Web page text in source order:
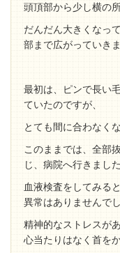
頭頂部から少し横の所
だんだん大きくなっ
部まで広がっていきま
最初は、ピンで長い
ていたのですが、
とても間に合わなく
このままでは、全部
じ、病院へ行きました
血液検査をしてみる
異常はありませんでし
精神的なストレスが
心当たりはなく首を